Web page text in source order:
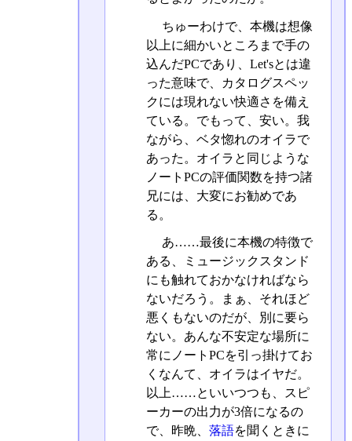
ちゅーわけで、本機は想像
以上に細かいところまで手の
込んだPCであり、Let'sとは違
った意味で、カタログスペッ
クには現れない快適さを備え
ている。でもって、安い。我
ながら、ベタ惚れのオイラで
あった。オイラと同じような
ノートPCの評価関数を持つ諸
兄には、大変にお勧めであ
る。
あ……最後に本機の特徴で
ある、ミュージックスタンド
にも触れておかなければなら
ないだろう。まぁ、それほど
悪くもないのだが、別に要ら
ない。あんな不安定な場所に
常にノートPCを引っ掛けてお
くなんて、オイラはイヤだ。
以上……といいつつも、スピ
ーカーの出力が3倍になるの
で、昨晩、 落語を聞くときに